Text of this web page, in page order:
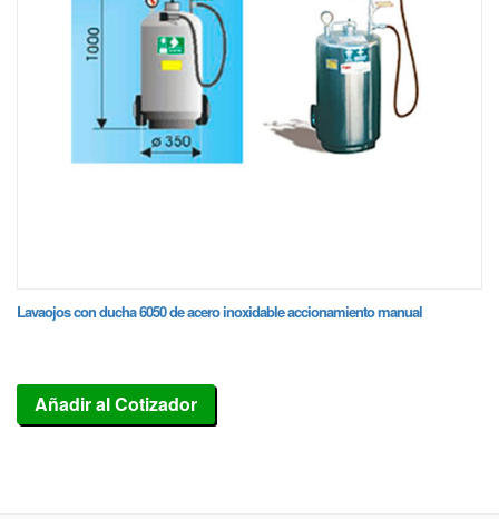
Lavaojos con ducha 6050 de acero inoxidable accionamiento manual
Añadir al Cotizador